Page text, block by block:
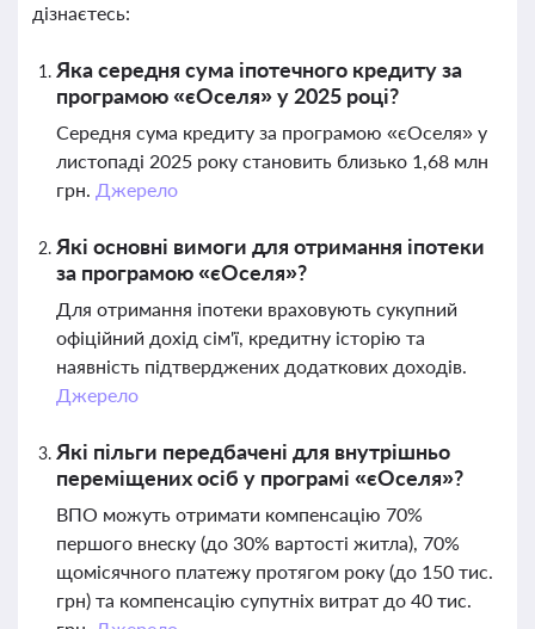
дізнаєтесь:
Яка середня сума іпотечного кредиту за
програмою «єОселя» у 2025 році?
Середня сума кредиту за програмою «єОселя» у
листопаді 2025 року становить близько 1,68 млн
грн. Джерело
Які основні вимоги для отримання іпотеки
за програмою «єОселя»?
Для отримання іпотеки враховують сукупний
офіційний дохід сім'ї, кредитну історію та
наявність підтверджених додаткових доходів.
Джерело
Які пільги передбачені для внутрішньо
переміщених осіб у програмі «єОселя»?
ВПО можуть отримати компенсацію 70%
першого внеску (до 30% вартості житла), 70%
щомісячного платежу протягом року (до 150 тис.
грн) та компенсацію супутніх витрат до 40 тис.